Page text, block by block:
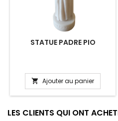
STATUE PADRE PIO
 Ajouter au panier
LES CLIENTS QUI ONT